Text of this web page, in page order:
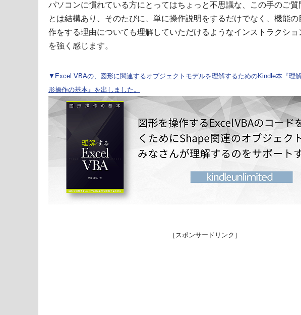
パソコンに慣れている方にとってはちょっと不思議な、この手のご質
とは結構あり、そのたびに、単に操作説明をするだけでなく、機能
作をする理由についても理解していただけるようなインストラクショ
を強く感じます。
▼Excel VBAの、図形に関連するオブジェクトモデルを理解するためのKindle本『理
形操作の基本』を出しました。
［スポンサードリンク］